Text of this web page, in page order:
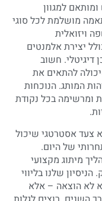
ומותאם למגוון
מושלמת לכל סוגי
ויזואלית
יצירת אלמנטים
דיגיטלי. חשוב
להתאים את
המותג. הנוכחות
ומרשימה בכל נקודת
צעד אסטרטגי שיכול
של היום.
מיתוג מקצועי
שלנו בליווי
לא הוצאה – אלא